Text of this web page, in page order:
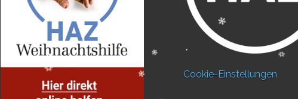
Cookie-Einstellungen